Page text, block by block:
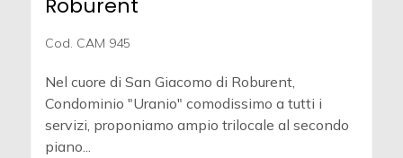
Roburent
Cod. CAM 945
Nel cuore di San Giacomo di Roburent,
Condominio "Uranio" comodissimo a tutti i
servizi, proponiamo ampio trilocale al secondo
piano...